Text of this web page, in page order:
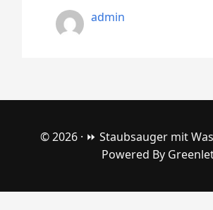
admin
© 2026 · ⏩ Staubsauger mit
Powered By